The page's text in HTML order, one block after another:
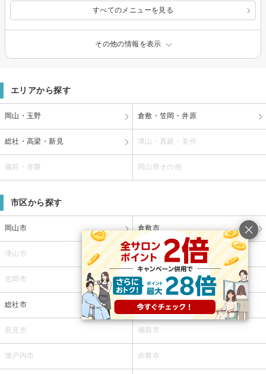
すべてのメニューを見る
その他の情報を表示
エリアから探す
岡山・玉野 倉敷・笠岡・井原
総社・高梁・新見 津山・真庭・美作
備前・赤磐 岡山県その他
市区から探す
岡山市 倉敷市
津山市 玉野市
笠岡市 井原市
総社市 高梁市
新見市 備前市
瀬戸内市 赤磐市